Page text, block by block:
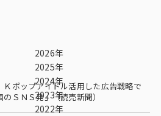
2026年
2025年
2024年
2023年
2022年
ポップアイドル活用した広告戦略で
ＳＮＳ発」（読売新聞）